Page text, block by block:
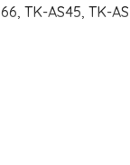
TK-AS45, TK-